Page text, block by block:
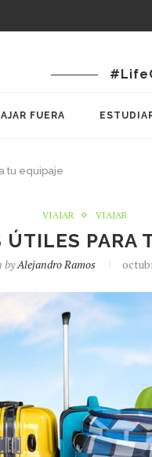
FUERA
tu equipaje
VIAJAR VIAJAR
ÚTILES PARA
byAlejandro Ramos